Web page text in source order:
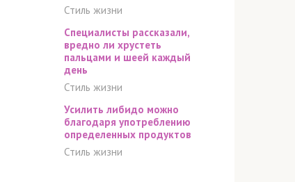
Стиль жизни
Специалисты рассказали,
вредно ли хрустеть
пальцами и шеей каждый
день
Стиль жизни
Усилить либидо можно
благодаря употреблению
определенных продуктов
Стиль жизни